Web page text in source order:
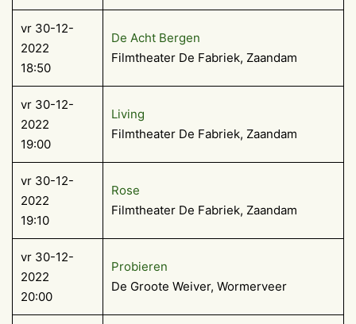
vr 30-12-
2022
18:50
De Acht Bergen
Filmtheater De Fabriek, Zaandam
vr 30-12-
2022
19:00
Living
Filmtheater De Fabriek, Zaandam
vr 30-12-
2022
19:10
Rose
Filmtheater De Fabriek, Zaandam
vr 30-12-
2022
20:00
Probieren
De Groote Weiver, Wormerveer